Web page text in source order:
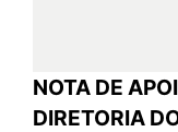
NOTA DE
DIRETORIA